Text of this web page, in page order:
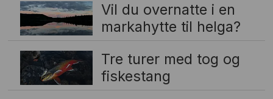
Vil du overnatte i en
markahytte til helga?
Tre turer med tog og
fiskestang